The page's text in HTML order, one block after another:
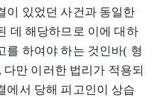
이 있었던 사건과 동일한
데 해당하므로 이에 대하
를 하여야 하는 것인바( 형
만 이러한 법리가 적용되
에서 당해 피고인이 상습